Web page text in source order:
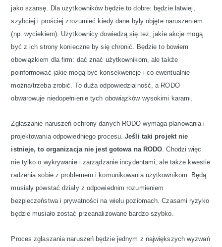
jako szansę. Dla użytkowników będzie to dobre: będzie łatwiej,
szybciej i prościej zrozumieć kiedy dane były objęte naruszeniem
(np. wyciekiem). Użytkownicy dowiedzą się też, jakie akcje mogą
być z ich strony konieczne by się chronić. Będzie to bowiem
obowiązkiem dla firm: dać znać użytkownikom, ale także
poinformować jakie mogą być konsekwencje i co ewentualnie
można/trzeba zrobić. To duża odpowiedzialność, a RODO
obwarowuje niedopełnienie tych obowiązków wysokimi karami.
Zgłaszanie naruszeń ochrony danych RODO wymaga planowania i
projektowania odpowiedniego procesu.Jeśli taki projekt nie
istnieje, to organizacja nie jest gotowa na RODO . Chodzi więc
nie tylko o wykrywanie i zarządzanie incydentami, ale także kwestie
radzenia sobie z problemem i komunikowania użytkownikom. Będą
musiały powstać działy z odpowiednim rozumieniem
bezpieczeństwa i prywatności na wielu poziomach. Czasami ryzyko
będzie musiało zostać przeanalizowane bardzo szybko.
Proces zgłaszania naruszeń będzie jednym z największych wyzwań